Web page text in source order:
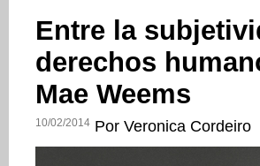
Entre la
derechos
Mae Weems
10/02/2014 Por Veronica Cordeiro